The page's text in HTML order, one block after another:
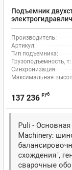
Подъемник
3.5-2B
Производитель:
Артикул:
Тип подъемника:
Грузоподъемность, т:
Синхронизация:
Максимальная
137 236 руб
Puli -
Machinery:
схождения",
сварочные